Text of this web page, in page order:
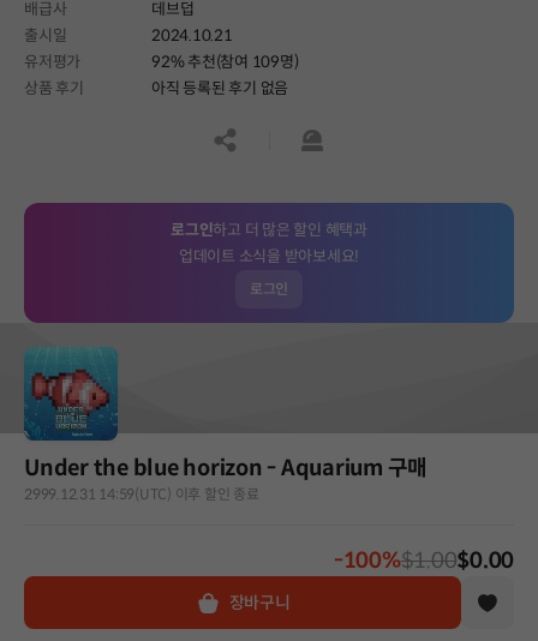
배급사
데브덥
출시일
2024.10.21
유저평가
92% 추천(참여 109명)
상품 후기
아직 등록된 후기 없음
공유하기신고하기
로그인하고 더 많은 할인 혜택과
업데이트 소식을 받아보세요!
로그인
Under the blue horizon - Aquarium 구매
2999.12.31 14:59(UTC) 이후 할인 종료
-100%$1.00$0.00
장바구니